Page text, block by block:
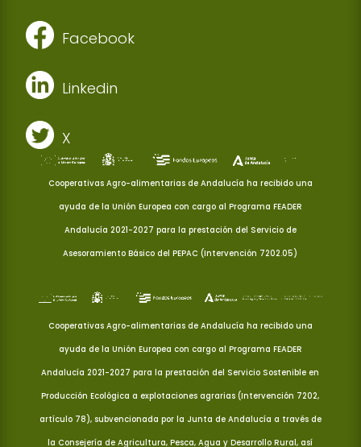
Facebook
Linkedin
X
Cooperativas Agro-alimentarias de Andalucía ha recibido una
ayuda de la Unión Europea con cargo al Programa FEADER
Andalucía 2021-2027 para la prestación del Servicio de
Asesoramiento Básico del PEPAC (Intervención 7202.05)
Cooperativas Agro-alimentarias de Andalucía ha recibido una
ayuda de la Unión Europea con cargo al Programa FEADER
Andalucía 2021-2027 para la prestación del Servicio Sostenible en
Producción Ecológica a explotaciones agrarias (Intervención 7202,
artículo 78), subvencionada por la Junta de Andalucía a través de
la Consejería de Agricultura, Pesca, Agua y Desarrollo Rural, así